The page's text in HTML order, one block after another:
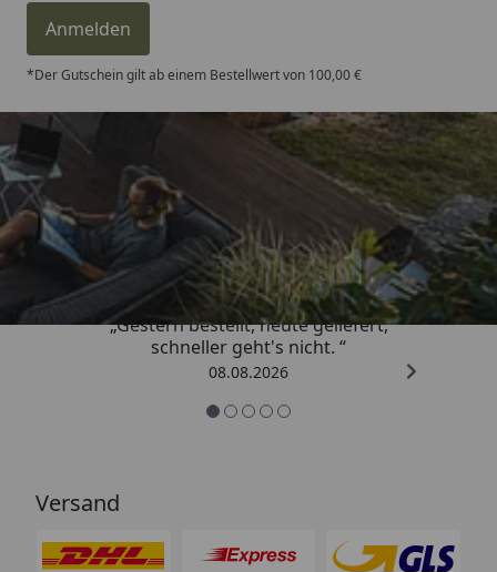
Anmelden
*Der Gutschein gilt ab einem Bestellwert von 100,00 €
Trusted Shops
4,81/ 5
„Gestern bestellt, heute geliefert,
schneller geht's nicht. “
08.08.2026
Versand